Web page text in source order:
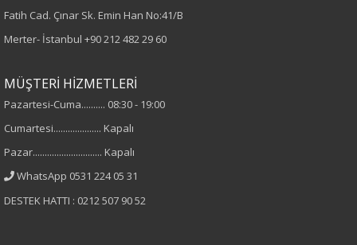
%100 Pamuk
Kadın
Kol Tipi
Fatih Cad. Çınar Sk. Emin Han No:41/B
Merter- İstanbul +90 212 482 29 60
MÜŞTERİ HİZMETLERİ
Pazartesi-Cuma.......... 08:30 - 19:00
Cumartesi.................... Kapalı
Pazar............................. Kapalı
WhatsApp 0531 224 05 31
DESTEK HATTI : 0212 507 90 52